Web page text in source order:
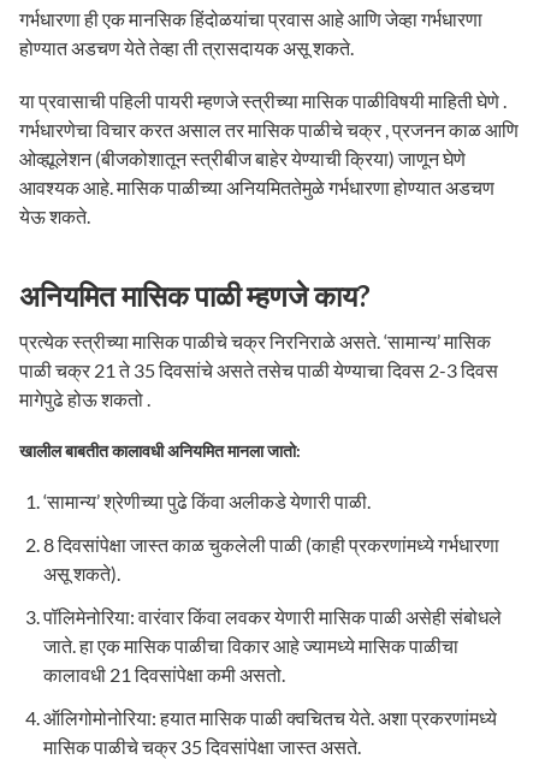
गर्भधारणा ही एक मानसिक हिंदोळयांचा प्रवास आहे आणि जेव्हा गर्भधारणा
होण्यात अडचण येते तेव्हा ती त्रासदायक असू शकते.
या प्रवासाची पहिली पायरी म्हणजे स्त्रीच्या मासिक पाळीविषयी माहिती घेणे .
गर्भधारणेचा विचार करत असाल तर मासिक पाळीचे चक्र , प्रजनन काळ आणि
ओव्ह्यूलेशन (बीजकोशातून स्त्रीबीज बाहेर येण्याची क्रिया) जाणून घेणे
आवश्यक आहे. मासिक पाळीच्या अनियमिततेमुळे गर्भधारणा होण्यात अडचण
येऊ शकते.
अनियमित मासिक पाळी म्हणजे काय?
प्रत्येक स्त्रीच्या मासिक पाळीचे चक्र निरनिराळे असते. ‘सामान्य’ मासिक
पाळी चक्र 21 ते 35 दिवसांचे असते तसेच पाळी येण्याचा दिवस 2-3 दिवस
मागेपुढे होऊ शकतो .
खालील बाबतीत कालावधी अनियमित मानला जातो:
‘सामान्य’ श्रेणीच्या पुढे किंवा अलीकडे येणारी पाळी.
8 दिवसांपेक्षा जास्त काळ चुकलेली पाळी (काही प्रकरणांमध्ये गर्भधारणा
असू शकते).
पॉलिमेनोरिया: वारंवार किंवा लवकर येणारी मासिक पाळी असेही संबोधले
जाते. हा एक मासिक पाळीचा विकार आहे ज्यामध्ये मासिक पाळीचा
कालावधी 21 दिवसांपेक्षा कमी असतो.
ऑलिगोमोनोरिया: हयात मासिक पाळी क्वचितच येते. अशा प्रकरणांमध्ये
मासिक पाळीचे चक्र 35 दिवसांपेक्षा जास्त असते.